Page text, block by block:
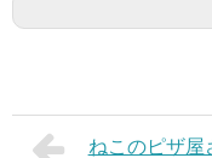
ねこのピザ屋